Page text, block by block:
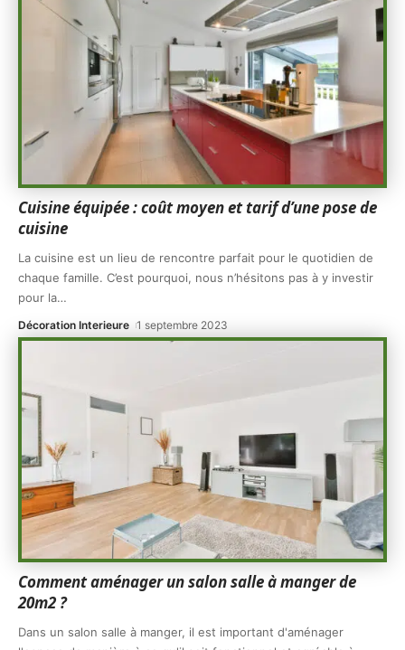
Cuisine équipée : coût moyen et tarif d’une pose de
cuisine
La cuisine est un lieu de rencontre parfait pour le quotidien de
chaque famille. C’est pourquoi, nous n’hésitons pas à y investir
pour la…
Décoration Interieure 1 septembre 2023
Comment aménager un salon salle à manger de
20m2 ?
Dans un salon salle à manger, il est important d'aménager